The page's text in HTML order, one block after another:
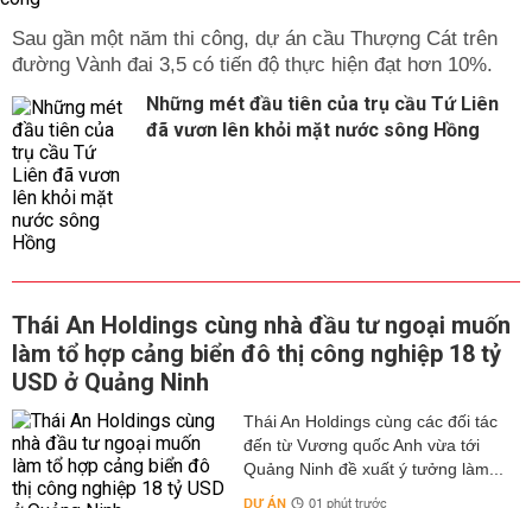
Sau gần một năm thi công, dự án cầu Thượng Cát trên
đường Vành đai 3,5 có tiến độ thực hiện đạt hơn 10%.
Những mét đầu tiên của trụ cầu Tứ Liên
đã vươn lên khỏi mặt nước sông Hồng
Thái An Holdings cùng nhà đầu tư ngoại muốn
làm tổ hợp cảng biển đô thị công nghiệp 18 tỷ
USD ở Quảng Ninh
Thái An Holdings cùng các đối tác
đến từ Vương quốc Anh vừa tới
Quảng Ninh đề xuất ý tưởng làm...